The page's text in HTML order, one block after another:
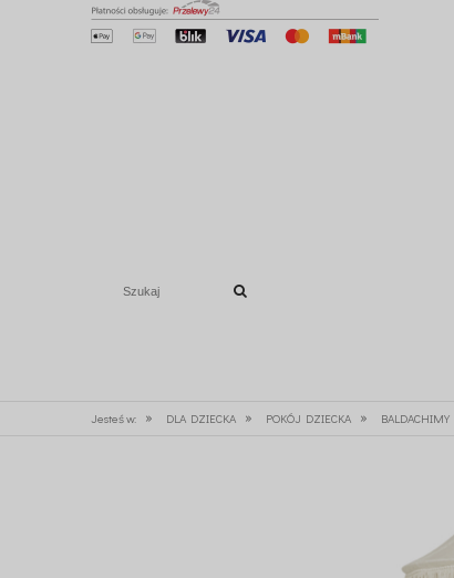
Jesteś w: » DLA DZIECKA » POKÓJ DZIECKA » BALDACHIMY